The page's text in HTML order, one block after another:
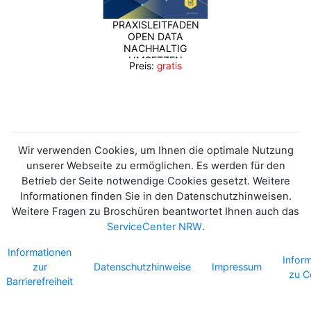
PRAXISLEITFADEN
OPEN DATA
NACHHALTIG
UMSETZEN
Preis: gratis
Wir verwenden Cookies, um Ihnen die optimale Nutzung
unserer Webseite zu ermöglichen. Es werden für den
Betrieb der Seite notwendige Cookies gesetzt. Weitere
Informationen finden Sie in den Datenschutzhinweisen.
Weitere Fragen zu Broschüren beantwortet Ihnen auch das
ServiceCenter NRW.
Informationen
zur
Barrierefreiheit
Datenschutzhinweise Impressum
zu